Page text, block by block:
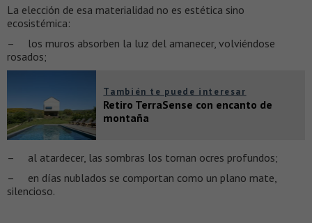
La elección de esa materialidad no es estética sino
ecosistémica:
– los muros absorben la luz del amanecer, volviéndose
rosados;
También te puede interesar
Retiro TerraSense con encanto de
montaña
– al atardecer, las sombras los tornan ocres profundos;
– en días nublados se comportan como un plano mate,
silencioso.